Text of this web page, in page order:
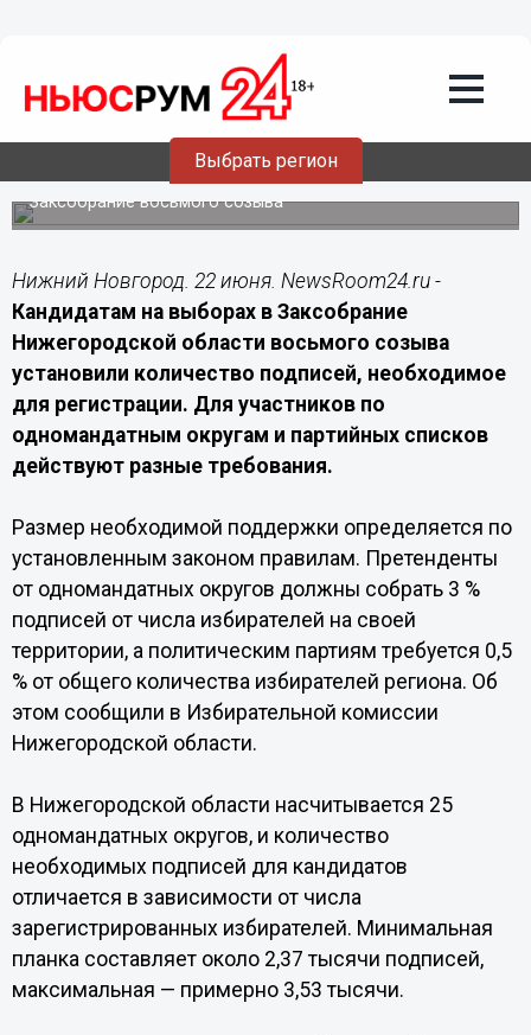
Выбрать регион
Кандидатам в ЗСНО потребуется
собрать до 3,5 тысячи подписей
Избирательная комиссия Нижегородской области
определила требования для участников выборов в
Заксобрание восьмого созыва
Нижний Новгород. 22 июня. NewsRoom24.ru -
Кандидатам на выборах в Заксобрание
Нижегородской области восьмого созыва
установили количество подписей, необходимое
для регистрации. Для участников по
одномандатным округам и партийных списков
действуют разные требования.
Размер необходимой поддержки определяется по
установленным законом правилам. Претенденты
от одномандатных округов должны собрать 3 %
подписей от числа избирателей на своей
территории, а политическим партиям требуется 0,5
% от общего количества избирателей региона. Об
этом сообщили в Избирательной комиссии
Нижегородской области.
В Нижегородской области насчитывается 25
одномандатных округов, и количество
необходимых подписей для кандидатов
отличается в зависимости от числа
зарегистрированных избирателей. Минимальная
планка составляет около 2,37 тысячи подписей,
максимальная — примерно 3,53 тысячи.